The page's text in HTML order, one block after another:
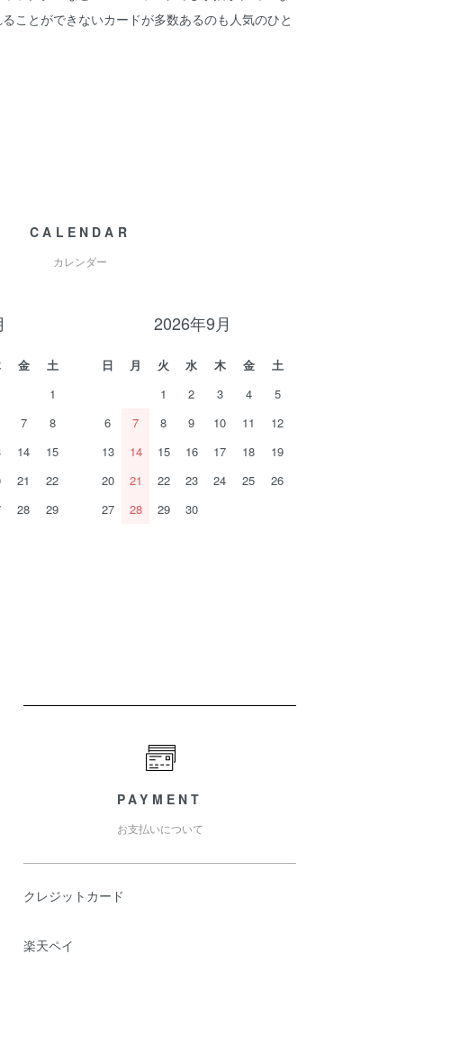
ことができないカードが多数あるのも人気のひと
CALENDAR
カレンダー
金
土
1
7
8
14
15
21
22
28
29
2026年9月
日 月 火 水 木 金
土
1
2 3 4
5
6
7 8 9 10 11
12
13
14 15 16 17 18
19
20
21 22 23 24 25
26
27
28 29 30
PAYMENT
お支払いについて
クレジットカード
楽天ペイ